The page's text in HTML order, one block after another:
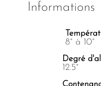
Informations
8° à 10°
Degré
12.5°